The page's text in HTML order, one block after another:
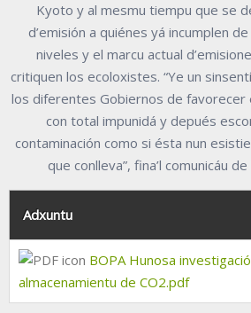
Kyoto y al mesmu tiempu que se
d’emisión a quiénes yá incumplen
niveles y el marcu actual
critiquen los ecoloxistes. “Ye un
los diferentes Gobiernos de favorecer
con total impunidá y depués
contaminación como si ésta nun
que conlleva”, fina’l comunicáu
Adxuntu
BOPA Hunosa
almacenamientu de CO2.pdf